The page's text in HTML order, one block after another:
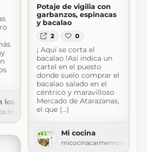
los pucheros
Potaje de vigilia con
garbanzos, espinacas
y bacalao
2 0
¡ Aquí se corta el
bacalao !Así indica un
cartel en el puesto
donde suelo comprar el
bacalao salado en el
céntrico y maravilloso
Mercado de Atarazanas,
el que (...)
Mi cocina